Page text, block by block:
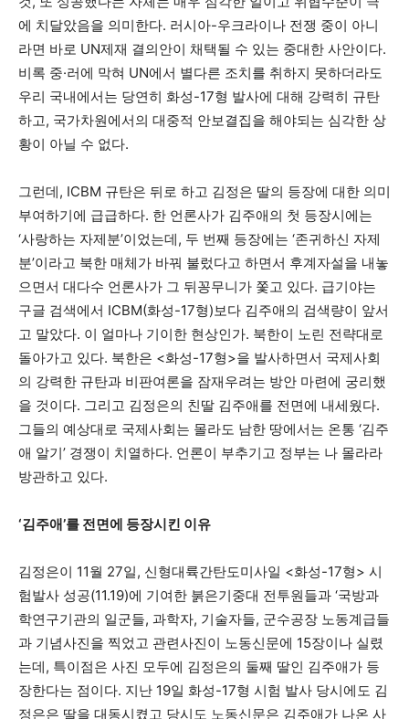
에 치달았음을 의미한다. 러시아-우크라이나 전쟁 중이 아니
라면 바로 UN제재 결의안이 채택될 수 있는 중대한 사안이다.
비록 중·러에 막혀 UN에서 별다른 조치를 취하지 못하더라도
우리 국내에서는 당연히 화성-17형 발사에 대해 강력히 규탄
하고, 국가차원에서의 대중적 안보결집을 해야되는 심각한 상
황이 아닐 수 없다.
그런데, ICBM 규탄은 뒤로 하고 김정은 딸의 등장에 대한 의미
부여하기에 급급하다. 한 언론사가 김주애의 첫 등장시에는
‘사랑하는 자제분’이었는데, 두 번째 등장에는 ‘존귀하신 자제
분’이라고 북한 매체가 바꿔 불렀다고 하면서 후계자설을 내놓
으면서 대다수 언론사가 그 뒤꽁무니가 쫓고 있다. 급기야는
구글 검색에서 ICBM(화성-17형)보다 김주애의 검색량이 앞서
고 말았다. 이 얼마나 기이한 현상인가. 북한이 노린 전략대로
돌아가고 있다. 북한은 <화성-17형>을 발사하면서 국제사회
의 강력한 규탄과 비판여론을 잠재우려는 방안 마련에 궁리했
을 것이다. 그리고 김정은의 친딸 김주애를 전면에 내세웠다.
그들의 예상대로 국제사회는 몰라도 남한 땅에서는 온통 ‘김주
애 알기’ 경쟁이 치열하다. 언론이 부추기고 정부는 나 몰라라
방관하고 있다.
‘김주애’를 전면에 등장시킨 이유
김정은이 11월 27일, 신형대륙간탄도미사일 <화성-17형> 시
험발사 성공(11.19)에 기여한 붉은기중대 전투원들과 ‘국방과
학연구기관의 일군들, 과학자, 기술자들, 군수공장 노동계급들
과 기념사진을 찍었고 관련사진이 노동신문에 15장이나 실렸
는데, 특이점은 사진 모두에 김정은의 둘째 딸인 김주애가 등
장한다는 점이다. 지난 19일 화성-17형 시험 발사 당시에도 김
정은은 딸을 대동시켰고 당시도 노동신문은 김주애가 나온 사